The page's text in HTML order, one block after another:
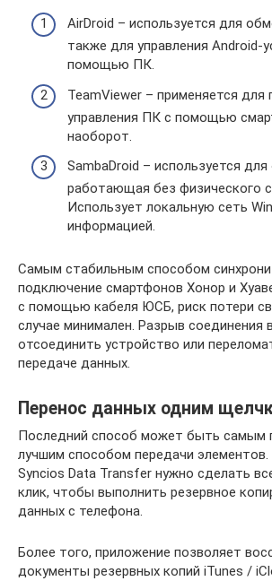
AirDroid – используется для
также для управления Android-
помощью ПК.
TeamViewer – применяется для
управления ПК с помощью
наоборот.
SambaDroid – используется
работающая без физического
Использует локальную сеть
информацией.
Самым стабильным способом
подключение смартфонов Хонор и
с помощью кабеля ЮСБ, риск потери
случае минимален. Разрыв соединения
отсоединить устройство или
передаче данных.
Перенос данных одним
Последний способ может быть самым
лучшим способом передачи элементов.
Syncios Data Transfer нужно сделать
клик, чтобы выполнить резервное
данных с телефона.
Более того, приложение позволяет
документы резервных копий iTunes /